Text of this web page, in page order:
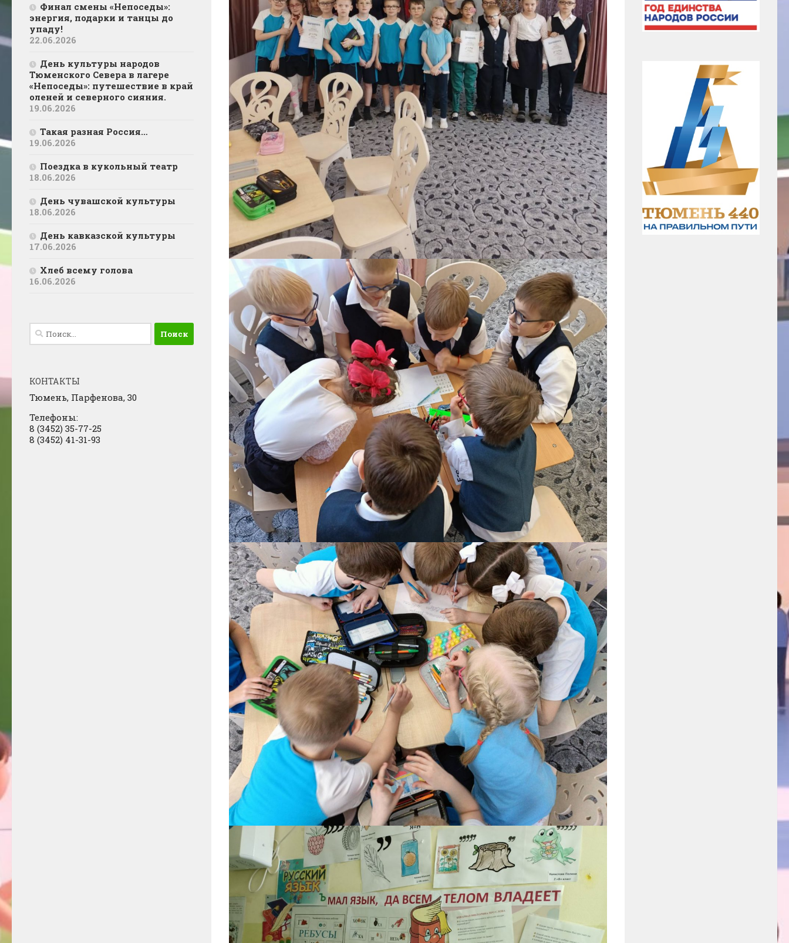
Финал смены «Непоседы»:
энергия, подарки и танцы до
упаду!
22.06.2026
День культуры народов
Тюменского Севера в лагере
«Непоседы»: путешествие в край
оленей и северного сияния.
19.06.2026
Такая разная Россия…
19.06.2026
Поездка в кукольный театр
18.06.2026
День чувашской культуры
18.06.2026
День кавказской культуры
17.06.2026
Хлеб всему голова
16.06.2026
Найти:
КОНТАКТЫ
Тюмень, Парфенова, 30
Телефоны:
8 (3452) 35-77-25
8 (3452) 41-31-93